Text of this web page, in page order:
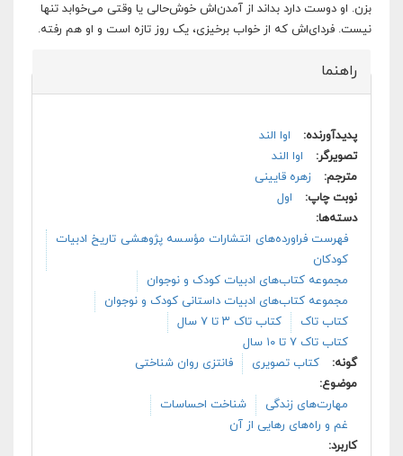
بزن. او دوست دارد بداند از آمدن‌اش خوش‌حالی یا وقتی می‌خوابد تنها
نیست. فردای‌اش که از خواب برخیزی، یک روز تازه است و او هم رفته.
پنهان کن
راهنما
پدیدآورنده:
اوا الند
تصویرگر:
اوا الند
مترجم:
زهره قایینی
نوبت چاپ:
اول
دسته‌ها:
فهرست فراورده‌های انتشارات مؤسسه پژوهشی تاریخ ادبیات
کودکان
مجموعه کتاب‌های ادبیات کودک و نوجوان
مجموعه کتاب‌های ادبیات داستانی کودک و نوجوان
کتاب تاک
کتاب تاک ۳ تا ۷ سال
کتاب تاک ۷ تا ۱۰ سال
گونه:
کتاب تصویری
فانتزی روان شناختی
موضوع:
مهارت‌های زندگی
شناخت احساسات
غم و راه‌های رهایی از آن
کاربرد: